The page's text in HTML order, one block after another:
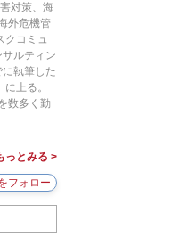
対策、海
外危機管
クコミュ
ルティン
執筆した
上る。
数多く勤
っとみる >